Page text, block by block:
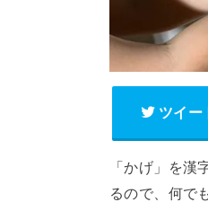
ツイー
「かげ」を
るので、何で